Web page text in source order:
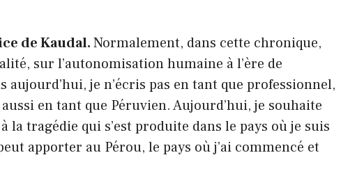
de Kaudal.Normalement, dans cette chronique,
sur l’autonomisation humaine à l’ère de
je n’écris pas en tant que professionnel,
en tant que Péruvien. Aujourd’hui, je souhaite
tragédie qui s’est produite dans le pays où je suis
apporter au Pérou, le pays où j’ai commencé et